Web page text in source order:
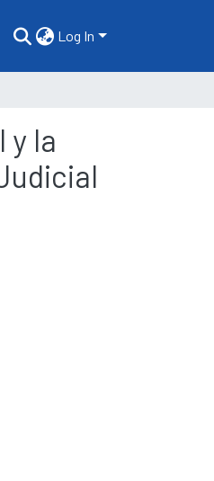
Log In
y la